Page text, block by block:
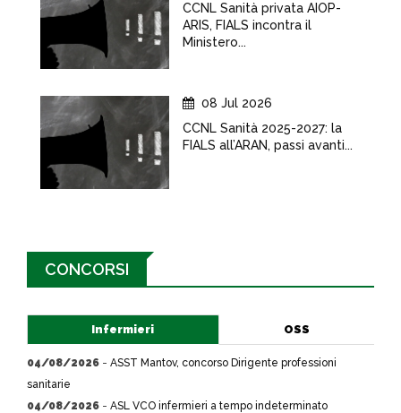
CCNL Sanità privata AIOP-
ARIS, FIALS incontra il
Ministero...
08 Jul 2026
CCNL Sanità 2025-2027: la
FIALS all’ARAN, passi avanti...
CONCORSI
Infermieri OSS
04/08/2026 - ASST Mantov, concorso Dirigente professioni
sanitarie
04/08/2026 - ASL VCO infermieri a tempo indeterminato